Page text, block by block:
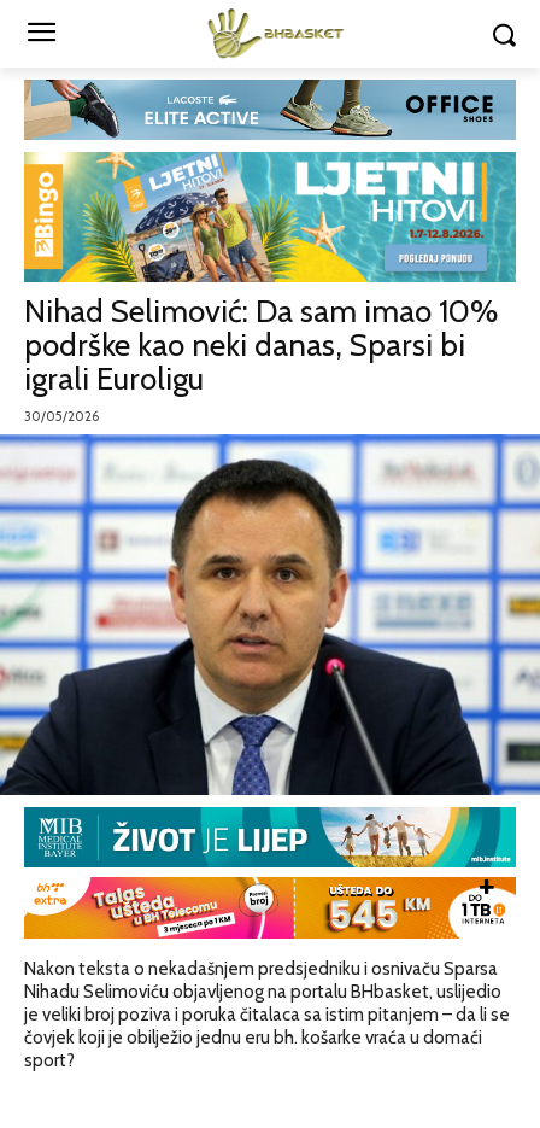
Nihad Selimović: Da sam imao 10%
podrške kao neki danas, Sparsi bi
igrali Euroligu
30/05/2026
Nakon teksta o nekadašnjem predsjedniku i osnivaču Sparsa
Nihadu Selimoviću objavljenog na portalu BHbasket, uslijedio
je veliki broj poziva i poruka čitalaca sa istim pitanjem – da li se
čovjek koji je obilježio jednu eru bh. košarke vraća u domaći
sport?